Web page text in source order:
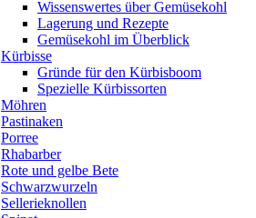
Wissenswertes über Gemüsekohl
Lagerung und Rezepte
Gemüsekohl im Überblick
Kürbisse
Gründe für den Kürbisboom
Spezielle Kürbissorten
Möhren
Pastinaken
Porree
Rhabarber
Rote und gelbe Bete
Schwarzwurzeln
Sellerieknollen